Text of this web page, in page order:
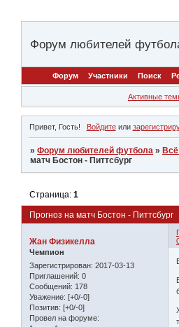
Форум любителей
Форум Участники Поиск
Активные
Привет, Гость! Войдитеили
»Форум любителей футбола »
матч Бостон - Питтсбург
Прогноз на матч Бостон - Питтсбург
Страница:1
Жан Физикелла
Чемпион
Зарегистрирован: 2017-03-13
Приглашений: 0
Сообщений: 178
Уважение: [+0/-0]
Позитив: [+0/-0]
Провел на форуме: